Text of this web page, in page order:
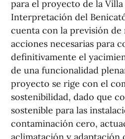
para el proyecto de la
Interpretación del
cuenta con la previsión de
acciones necesarias para
definitivamente el
de una funcionalidad
proyecto se rige con el
sostenibilidad, dado que
sostenible para las
contaminación cero,